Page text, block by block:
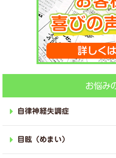
お悩み
自律神経失調症
目眩（めまい）